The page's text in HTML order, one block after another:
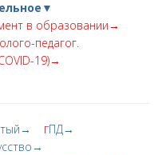
в образовании→
педагог.
19)→
ГПД→